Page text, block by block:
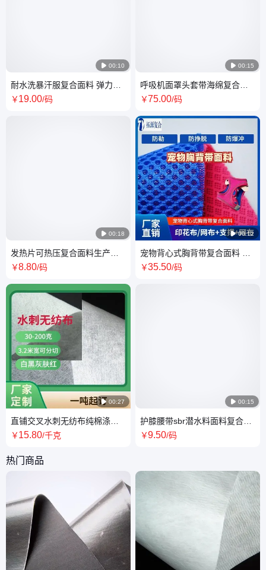
 00:10
耐水洗暴汗服复合面料 弹力好
发汗服用银膜弹力面料
￥19.00/码
 00:18
发热片可热压复合面料生产厂
家 春亚纺银点布柔软布复合热
￥8.80/码
 00:27
直铺交叉水刺无纺布纯棉涤纶
粘胶木浆水刺布珍珠纹网孔ef纹
￥15.80/千克
 00:15
呼吸机面罩头套带海绵复合面
料厂 绒布复合高密度海绵贴合
￥75.00/码
 00:12
宠物背心式胸背带复合面料 防
勒透气防挣脱防爆冲项圈脖套
￥35.50/码
 00:15
护膝腰带sbr潜水料面料复合加
工厂 拇外翻矫正器分趾器SBR
￥9.50/码
热门商品